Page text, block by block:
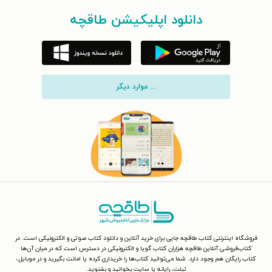
دانلود اپلیکیشن طاقچه
... موارد دیگر
فروشگاه اینترنتی کتاب طاقچه جایی برای خرید آنلاین و دانلود کتاب صوتی و الکترونیکی است. در
کتاب‌فروشی آنلاین طاقچه هزاران کتاب گویا و الکترونیکی در دسترس است که در میان آن‌ها
کتاب رایگان هم وجود دارد. شما می‌توانید کتاب‌ها را خریداری کرده یا امانت بگیرید و در موبایل،
تبلت، رایانه یا سایت بخوانید و بشنوید.